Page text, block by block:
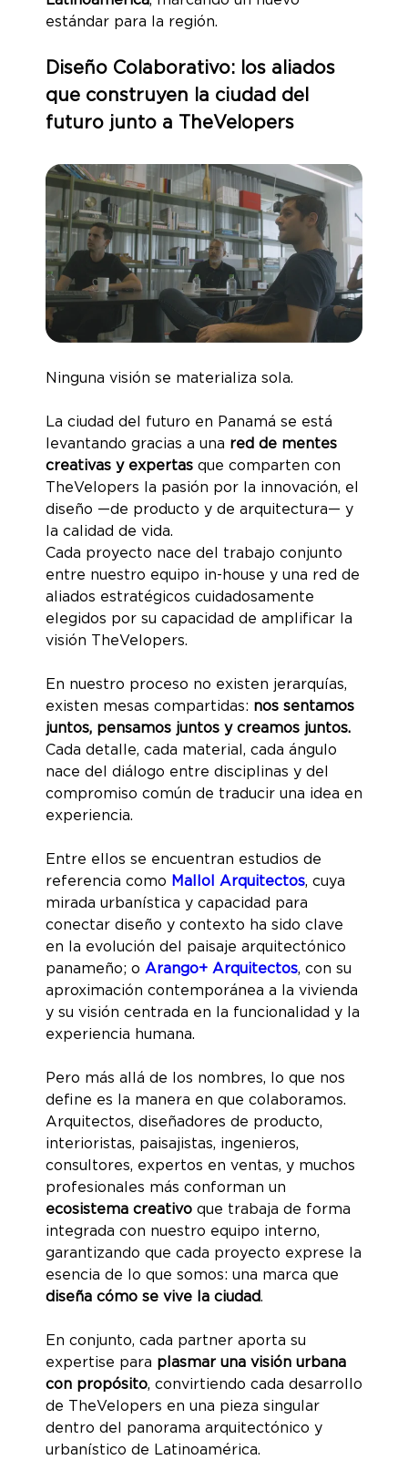
estándar para la región.
Diseño Colaborativo: los aliados
que construyen la ciudad del
futuro junto a TheVelopers
Ninguna visión se materializa sola.
La ciudad del futuro en Panamá se está
levantando gracias a una red de mentes
creativas y expertas que comparten con
TheVelopers la pasión por la innovación, el
diseño —de producto y de arquitectura— y
la calidad de vida.
Cada proyecto nace del trabajo conjunto
entre nuestro equipo in-house y una red de
aliados estratégicos cuidadosamente
elegidos por su capacidad de amplificar la
visión TheVelopers.
En nuestro proceso no existen jerarquías,
existen mesas compartidas: nos sentamos
juntos, pensamos juntos y creamos juntos.
Cada detalle, cada material, cada ángulo
nace del diálogo entre disciplinas y del
compromiso común de traducir una idea en
experiencia.
Entre ellos se encuentran estudios de
referencia como Mallol Arquitectos, cuya
mirada urbanística y capacidad para
conectar diseño y contexto ha sido clave
en la evolución del paisaje arquitectónico
panameño; o Arango+ Arquitectos, con su
aproximación contemporánea a la vivienda
y su visión centrada en la funcionalidad y la
experiencia humana.
Pero más allá de los nombres, lo que nos
define es la manera en que colaboramos.
Arquitectos, diseñadores de producto,
interioristas, paisajistas, ingenieros,
consultores, expertos en ventas, y muchos
profesionales más conforman un
ecosistema creativo que trabaja de forma
integrada con nuestro equipo interno,
garantizando que cada proyecto exprese la
esencia de lo que somos: una marca que
diseña cómo se vive la ciudad.
En conjunto, cada partner aporta su
expertise para plasmar una visión urbana
con propósito, convirtiendo cada desarrollo
de TheVelopers en una pieza singular
dentro del panorama arquitectónico y
urbanístico de Latinoamérica.